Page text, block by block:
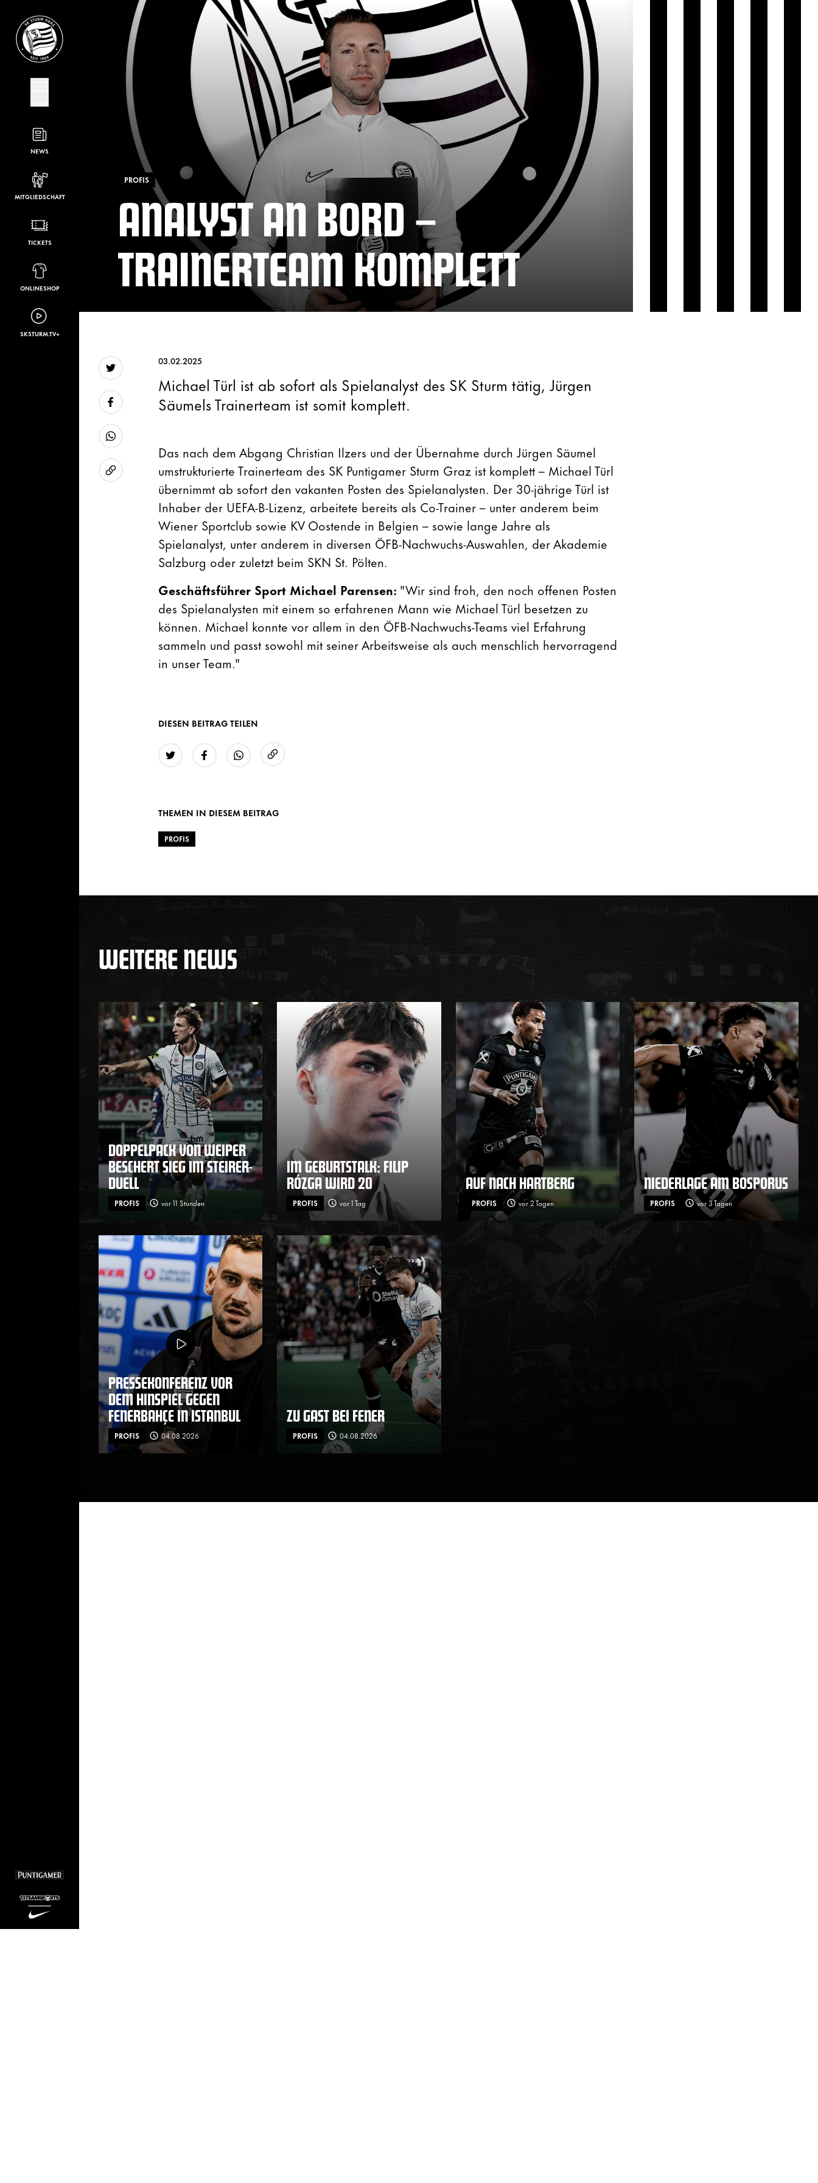
NEWS
MITGLIEDSCHAFT
TICKETS
ONLINESHOP
SKSTURM.TV+
PROFIS
ANALYST AN BORD –
TRAINERTEAM KOMPLETT
URL kopieren
03.02.2025
Michael Türl ist ab sofort als Spielanalyst des SK Sturm tätig, Jürgen
Säumels Trainerteam ist somit komplett.
Das nach dem Abgang Christian Ilzers und der Übernahme durch Jürgen Säumel
umstrukturierte Trainerteam des SK Puntigamer Sturm Graz ist komplett – Michael Türl
übernimmt ab sofort den vakanten Posten des Spielanalysten. Der 30-jährige Türl ist
Inhaber der UEFA-B-Lizenz, arbeitete bereits als Co-Trainer – unter anderem beim
Wiener Sportclub sowie KV Oostende in Belgien – sowie lange Jahre als
Spielanalyst, unter anderem in diversen ÖFB-Nachwuchs-Auswahlen, der Akademie
Salzburg oder zuletzt beim SKN St. Pölten.
Geschäftsführer Sport Michael Parensen: "Wir sind froh, den noch offenen Posten
des Spielanalysten mit einem so erfahrenen Mann wie Michael Türl besetzen zu
können. Michael konnte vor allem in den ÖFB-Nachwuchs-Teams viel Erfahrung
sammeln und passt sowohl mit seiner Arbeitsweise als auch menschlich hervorragend
in unser Team."
DIESEN BEITRAG TEILEN
THEMEN IN DIESEM BEITRAG
PROFIS
WEITERE NEWS
DOPPELPACK VON WEIPER
BESCHERT SIEG IM STEIRER-
DUELL
PROFIS vor 11 Stunden
IM GEBURTSTALK: FILIP
RÓZGA WIRD 20
PROFIS vor 1 Tag
AUF NACH HARTBERG
PROFIS vor 2 Tagen
NIEDERLAGE AM BOSPORUS
PROFIS vor 3 Tagen
PRESSEKONFERENZ VOR
DEM HINSPIEL GEGEN
FENERBAHÇE IN ISTANBUL
PROFIS 04.08.2026
ZU GAST BEI FENER
PROFIS 04.08.2026